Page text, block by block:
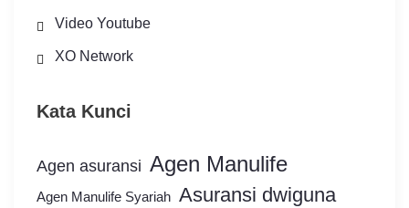
Video Youtube
XO Network
Kata Kunci
Agen asuransi Agen Manulife
Agen Manulife Syariah Asuransi dwiguna